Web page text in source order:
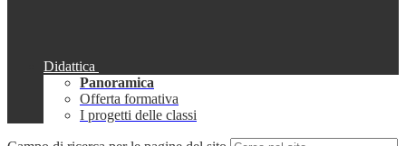
Didattica
Panoramica
Offerta formativa
I progetti delle classi